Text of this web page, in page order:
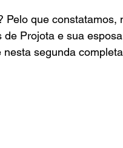
Pelo que
Projota e sua
segunda